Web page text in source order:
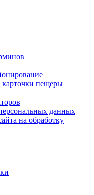
карточки пещеры
данных
на обработку